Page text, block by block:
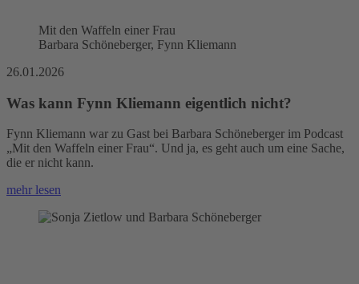
Mit den Waffeln einer Frau
Barbara Schöneberger, Fynn Kliemann
26.01.2026
Was kann Fynn Kliemann eigentlich nicht?
Fynn Kliemann war zu Gast bei Barbara Schöneberger im Podcast
„Mit den Waffeln einer Frau“. Und ja, es geht auch um eine Sache,
die er nicht kann.
mehr lesen